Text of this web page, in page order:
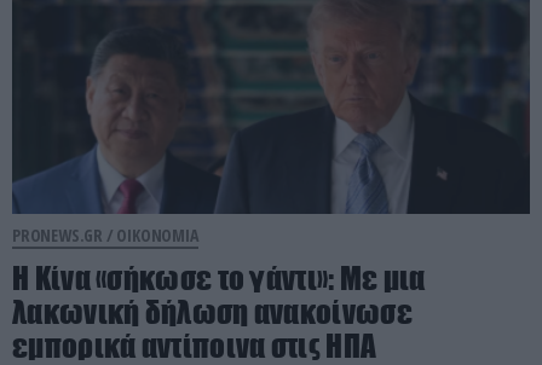
PRONEWS.GR / ΟΙΚΟΝΟΜΙΑ
Η Κίνα «σήκωσε το γάντι»: Με μια
λακωνική δήλωση ανακοίνωσε
εμπορικά αντίποινα στις ΗΠΑ